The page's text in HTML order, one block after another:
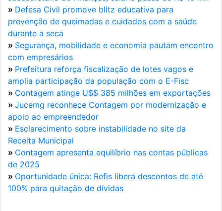
» Defesa Civil promove blitz educativa para
prevenção de queimadas e cuidados com a saúde
durante a seca
» Segurança, mobilidade e economia pautam encontro
com empresários
» Prefeitura reforça fiscalização de lotes vagos e
amplia participação da população com o E-Fisc
» Contagem atinge U$$ 385 milhões em exportações
» Jucemg reconhece Contagem por modernização e
apoio ao empreendedor
» Esclarecimento sobre instabilidade no site da
Receita Municipal
» Contagem apresenta equilíbrio nas contas públicas
de 2025
» Oportunidade única: Refis libera descontos de até
100% para quitação de dívidas